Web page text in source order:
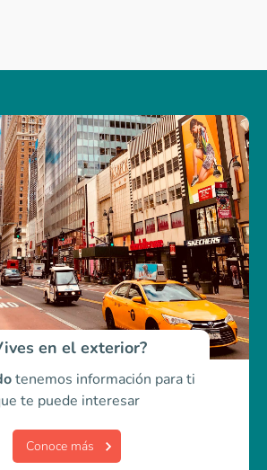
en el exterior?
tenemos información para ti
te puede interesar
Conoce más